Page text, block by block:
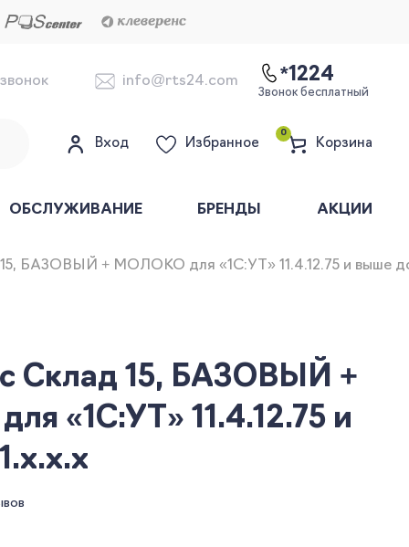
info@rts24.com *1224
Звонок бесплатный
Вход Избранное
0
Корзина
ОБСЛУЖИВАНИЕ БРЕНДЫ АКЦИИ
15, БАЗОВЫЙ + МОЛОКО для «1С:УТ» 11.4.12.75 и выше
Склад 15, БАЗОВЫЙ +
«1С:УТ» 11.4.12.75 и